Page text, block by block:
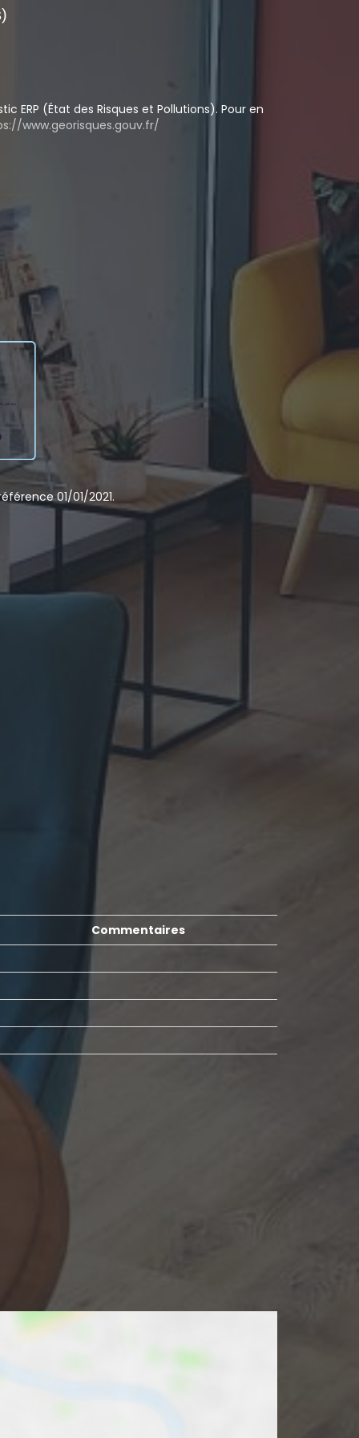
01/01/2021.
ERP (État des Risques et Pollutions). Pour en
www.georisques.gouv.fr/
Commentaires